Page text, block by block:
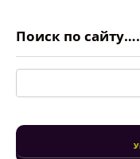
Поиск по сайту….
Поиск: